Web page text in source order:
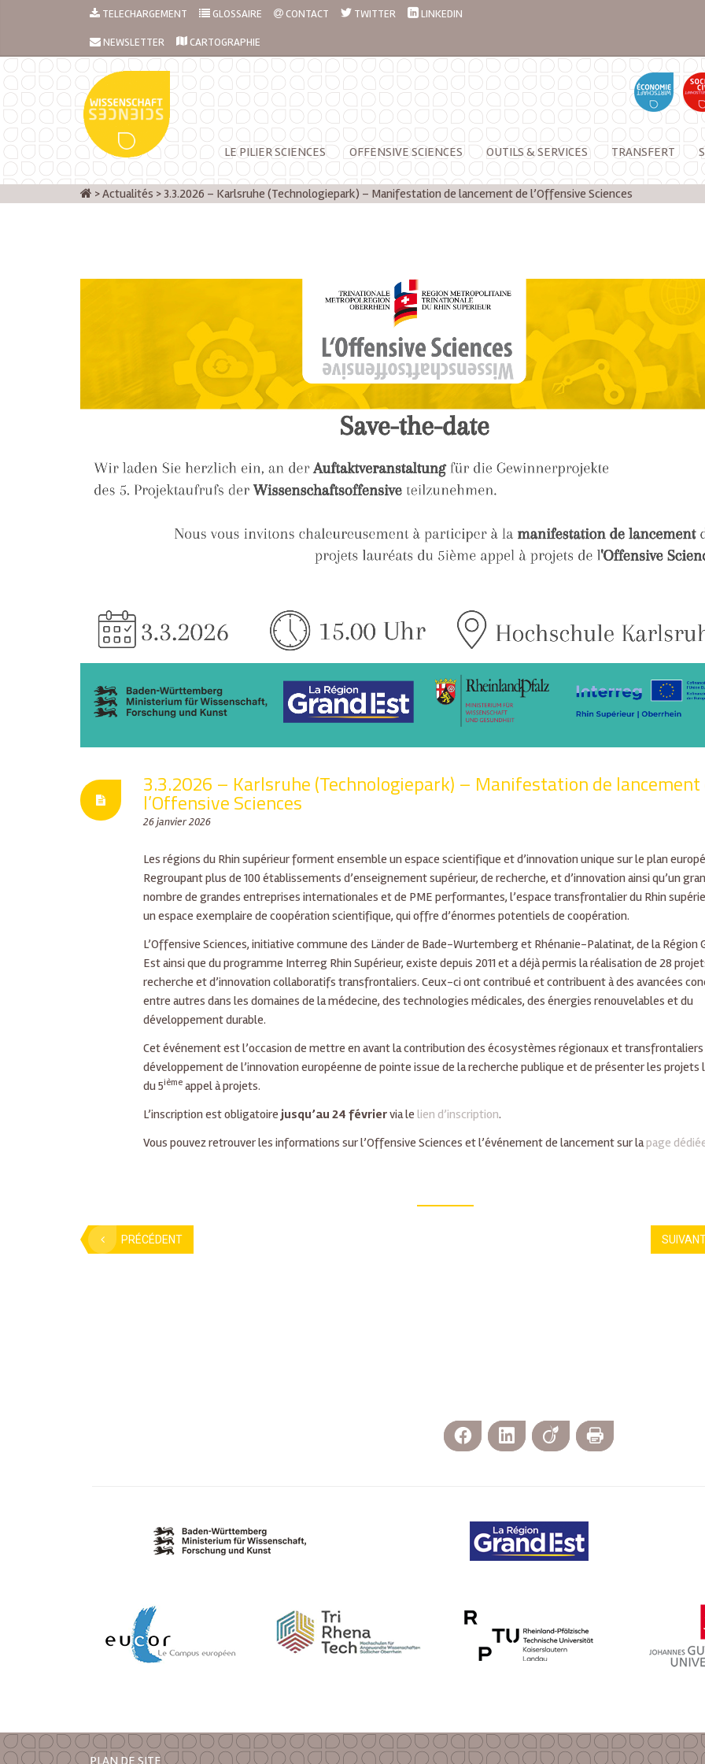
TELECHARGEMENT GLOSSAIRE CONTACT TWITTER LINKEDIN
NEWSLETTER CARTOGRAPHIE
LE PILIER SCIENCES OFFENSIVE SCIENCES OUTILS & SERVICES TRANSFERT
>Actualités >3.3.2026 – Karlsruhe (Technologiepark) – Manifestation de lancement de l’Offensive Sciences
3.3.2026 – Karlsruhe (Technologiepark) – Manifestation de lancement
l’Offensive Sciences
26 janvier 2026
Les régions du Rhin supérieur forment ensemble un espace scientifique et d’innovation unique sur le plan
Regroupant plus de 100 établissements d’enseignement supérieur, de recherche, et d’innovation ainsi qu’un
nombre de grandes entreprises internationales et de PME performantes, l’espace transfrontalier du Rhin
un espace exemplaire de coopération scientifique, qui offre d’énormes potentiels de coopération.
L’Offensive Sciences, initiative commune des Länder de Bade-Wurtemberg et Rhénanie-Palatinat, de la Région
Est ainsi que du programme Interreg Rhin Supérieur, existe depuis 2011 et a déjà permis la réalisation de 28
recherche et d’innovation collaboratifs transfrontaliers. Ceux-ci ont contribué et contribuent à des avancées
entre autres dans les domaines de la médecine, des technologies médicales, des énergies renouvelables et du
développement durable.
Cet événement est l’occasion de mettre en avant la contribution des écosystèmes régionaux et transfrontaliers
développement de l’innovation européenne de pointe issue de la recherche publique et de présenter les projets
du 5ième appel à projets.
L’inscription est obligatoire jusqu’au 24 févriervia le lien d’inscription.
Vous pouvez retrouver les informations sur l’Offensive Sciences et l’événement de lancement sur lapage
PRÉCÉDENT
Facebook LinkedIn Viadeo